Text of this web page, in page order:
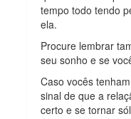
tempo todo tendo
ela.
Procure lembrar
seu sonho e se
Caso vocês
sinal de que a
certo e se tornar